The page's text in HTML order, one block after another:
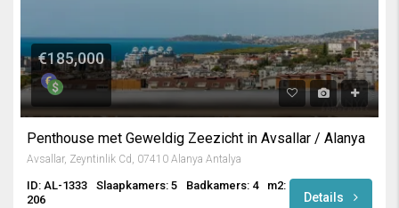
€185,000
Penthouse met Geweldig Zeezicht in Avsallar / Alanya
Avsallar, Zeyntinlik Cd, 07410 Alanya Antalya
ID: AL-1333 Slaapkamers: 5 Badkamers: 4
m2:
206
Details